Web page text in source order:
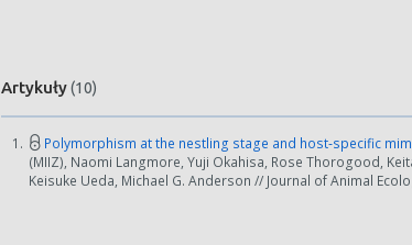
Artykuły(10)
1. Polymorphism at the nestling stage and host‐specific
(MIIZ), Naomi Langmore, Yuji Okahisa, Rose Thorogood,
Keisuke Ueda, Michael G. Anderson // Journal of Animal